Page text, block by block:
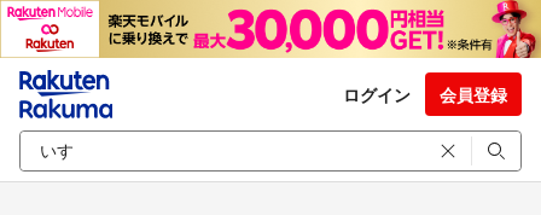
ログイン 会員登録